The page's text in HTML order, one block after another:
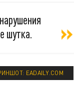
шутка.
EADAILY.COM